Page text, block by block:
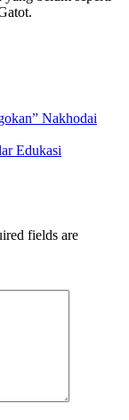
Nakhodai
Edukasi
fields are